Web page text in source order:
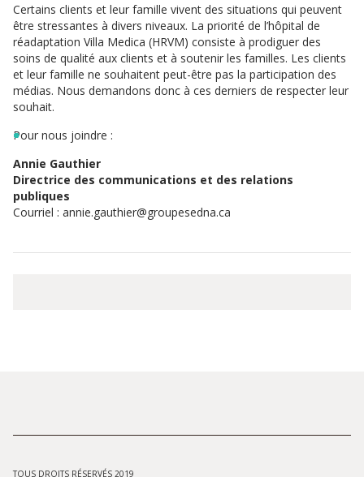
Certains clients et leur famille vivent des situations qui peuvent
être stressantes à divers niveaux. La priorité de l’hôpital de
réadaptation Villa Medica (HRVM) consiste à prodiguer des
soins de qualité aux clients et à soutenir les familles. Les clients
et leur famille ne souhaitent peut-être pas la participation des
médias. Nous demandons donc à ces derniers de respecter leur
souhait.
Pour nous joindre :
Annie Gauthier
Directrice des communications et des relations
publiques
Courriel : annie.gauthier@groupesedna.ca
TOUS DROITS RÉSERVÉS 2019